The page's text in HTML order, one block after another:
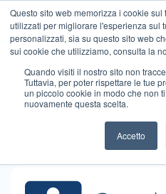
Questo sito web memorizza i cookie
utilizzati per migliorare l'esperienza sul
personalizzati, sia su questo sito web
sui cookie che utilizziamo, consulta la
Quando visiti il ​​nostro sito non
Tuttavia, per poter rispettare le tue
un piccolo cookie in modo che non
nuovamente questa scelta.
Accetto